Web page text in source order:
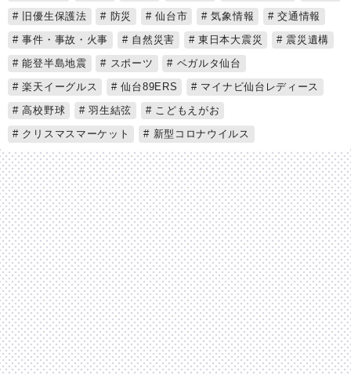
旧優生保護法
防災 仙台市 気象情報
交通情報
事件・事故・火事
自然災害 東日本大震災
震災遺構
能登半島地震
スポーツ
ベガルタ仙台
楽天イーグルス
仙台89ERS
マイナビ仙台レディース
高校野球
羽生結弦
こどもえがお
クリスマスマーケット
新型コロナウイルス